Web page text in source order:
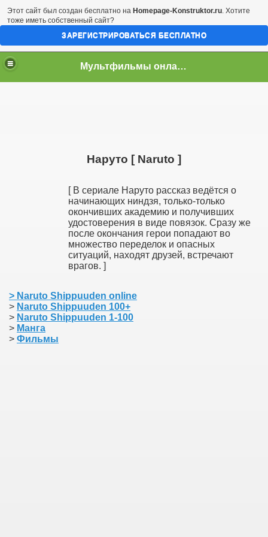
Мультфильмы онлайн скачать бесплатно
Наруто [ Naruto ]
[ В сериале Наруто рассказ ведётся о
начинающих ниндзя, только-только
окончивших академию и получивших
удостоверения в виде повязок. Сразу же
после окончания герои попадают во
множество переделок и опасных
ситуаций, находят друзей, встречают
врагов. ]
> Naruto Shippuuden online
> Naruto Shippuuden 100+
> Naruto Shippuuden 1-100
> Манга
> Фильмы
Этот сайт был создан бесплатно на Homepage-Konstruktor.ru. Хотите
тоже иметь собственный сайт?
ЗАРЕГИСТРИРОВАТЬСЯ БЕСПЛАТНО